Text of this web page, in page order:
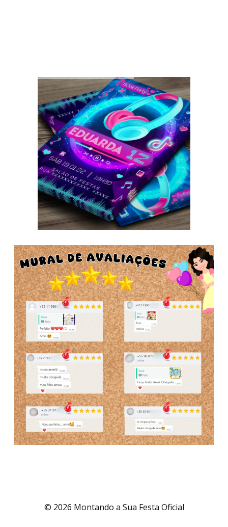
© 2026 Montando a Sua Festa Oficial